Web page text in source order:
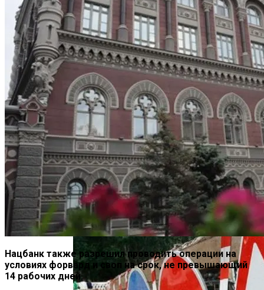
На Какую Зарплату Могут
Рассчитывать Украинцы За Рубежом:
Советы Для Беженцев
Вредно, Но Выгодно: В США Запрет На
Асбест Приняли Только Сейчас
В «Борисполе» Поселилась Украинка,
Депортированная Из Казахстана
Нацбанк также разрешил проводить операции на
условиях форвард и своп на срок, не превышающий
14 рабочих дней.